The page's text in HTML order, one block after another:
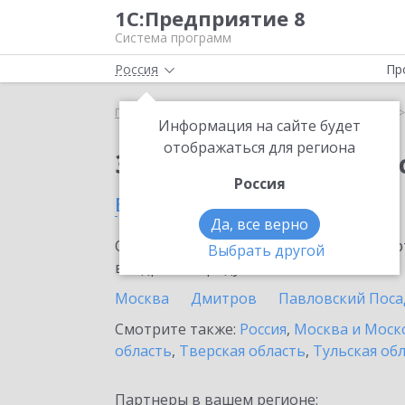
1С:Предприятие 8
Система программ
Россия
Информация на сайте будет
отображаться для региона
Россия
Да, все верно
Выбрать другой
Главная
Заказать 1С:Кабинет
в Егорьевске
Ознакомьтесь с информационными
внедрение продукта.
Москва
Дмитров
Павловский
Смотрите также: Россия, Москва и
область, Тверская область, Тульская
Партнеры в вашем регионе: